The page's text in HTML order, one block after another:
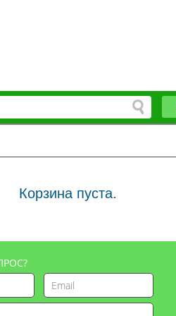
Корзина пуста.